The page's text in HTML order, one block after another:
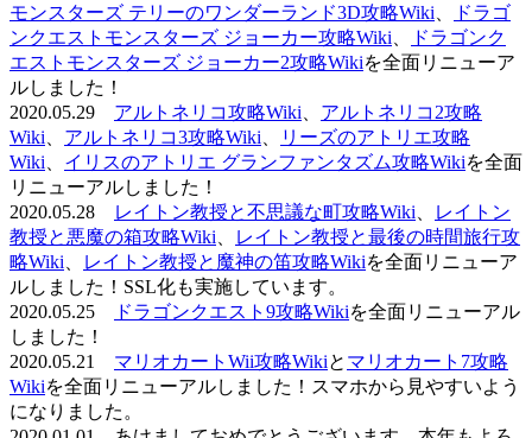
モンスターズ テリーのワンダーランド3D攻略Wiki
ドラゴ
ンクエストモンスターズ ジョーカー攻略Wiki
ドラゴンク
エストモンスターズ ジョーカー2攻略Wikiを全面リニューア
ルしました！
2020.05.29 アルトネリコ攻略Wiki
アルトネリコ2攻略
Wiki
アルトネリコ3攻略Wiki
リーズのアトリエ攻略
Wiki
イリスのアトリエ グランファンタズム攻略Wikiを全面
リニューアルしました！
2020.05.28
レイトン教授と不思議な町攻略Wiki
レイトン
教授と悪魔の箱攻略Wiki
レイトン教授と最後の時間旅行攻
略Wiki
レイトン教授と魔神の笛攻略Wikiを全面リニューア
ルしました！SSL化も実施しています。
2020.05.25
ドラゴンクエスト9攻略Wikiを全面リニューアル
しました！
2020.05.21 マリオカートWii攻略Wikiと マリオカート7攻略
Wikiを全面リニューアルしました！スマホから見やすいよう
になりました。